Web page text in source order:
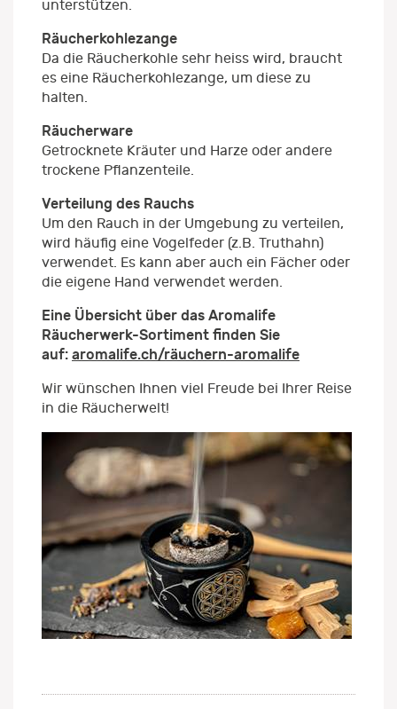
unterstützen.
Räucherkohlezange
Da die Räucherkohle sehr heiss wird, braucht
es eine Räucherkohlezange, um diese zu
halten.
Räucherware
Getrocknete Kräuter und Harze oder andere
trockene Pflanzenteile.
Verteilung des Rauchs
Um den Rauch in der Umgebung zu verteilen,
wird häufig eine Vogelfeder (z.B. Truthahn)
verwendet. Es kann aber auch ein Fächer oder
die eigene Hand verwendet werden.
Eine Übersicht über das Aromalife
Räucherwerk-Sortiment finden Sie
auf: aromalife.ch/räuchern-aromalife
Wir wünschen Ihnen viel Freude bei Ihrer Reise
in die Räucherwelt!